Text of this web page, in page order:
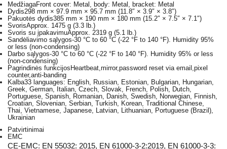
MedžiagaFront cover: Metal, body: Metal, bracket: Metal
Dydis298 mm × 97.9 mm × 95.7 mm (11.8″ × 3.9″ × 3.8″)
Pakuotės dydis385 mm × 190 mm × 180 mm (15.2″ × 7.5″ × 7.1″)
SvorisApprox. 1475 g (3.3 lb.)
Svoris su įpakavimuApprox. 2319 g (5.1 lb.)
Sandėliavimo sąlygos-30 °C to 60 °C (-22 °F to 140 °F). Humidity 95%
or less (non-condensing)
Darbo sąlygos-30 °C to 60 °C (-22 °F to 140 °F). Humidity 95% or less
(non-condensing)
Pagrindinės funkcijos Heartbeat,mirror,password reset via email,pixel
counter,anti-banding
Kalba33 languages: English, Russian, Estonian, Bulgarian, Hungarian,
Greek, German, Italian, Czech, Slovak, French, Polish, Dutch,
Portuguese, Spanish, Romanian, Danish, Swedish, Norwegian, Finnish,
Croatian, Slovenian, Serbian, Turkish, Korean, Traditional Chinese,
Thai, Vietnamese, Japanese, Latvian, Lithuanian, Portuguese (Brazil),
Ukrainian
Patvirtinimai
EMC
CE-EMC: EN 55032: 2015, EN 61000-3-2:2019, EN 61000-3-3: